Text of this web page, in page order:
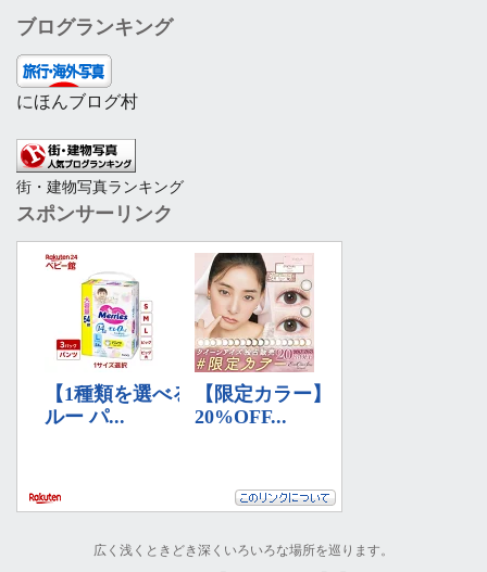
ブログランキング
にほんブログ村
街・建物写真ランキング
スポンサーリンク
広く浅くときどき深くいろいろな場所を巡ります。